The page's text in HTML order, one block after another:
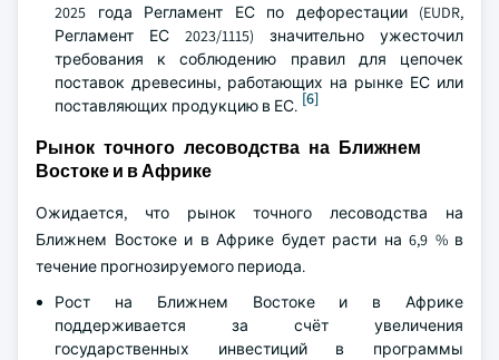
2025 года Регламент ЕС по дефорестации (EUDR,
Регламент ЕС 2023/1115) значительно ужесточил
требования к соблюдению правил для цепочек
поставок древесины, работающих на рынке ЕС или
поставляющих продукцию в ЕС. [6]
Рынок точного лесоводства на Ближнем
Востоке и в Африке
Ожидается, что рынок точного лесоводства на
Ближнем Востоке и в Африке будет расти на 6,9 % в
течение прогнозируемого периода.
Рост на Ближнем Востоке и в Африке
поддерживается за счёт увеличения
государственных инвестиций в программы